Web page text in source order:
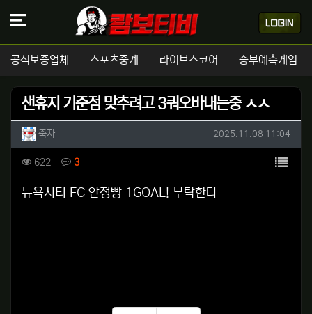
공식보증업체 스포츠중계 라이브스코어 승부예측게임
샌휴지 기준점 맞추려고 3쿼오바내는중 ㅅㅅ
작성자 정보
죽자작성 작성일
2025.11.08 11:04
컨텐츠 정보
622 조회 3댓글 목록
본문
뉴욕시티 FC 안정빵 1GOAL! 부탁한다